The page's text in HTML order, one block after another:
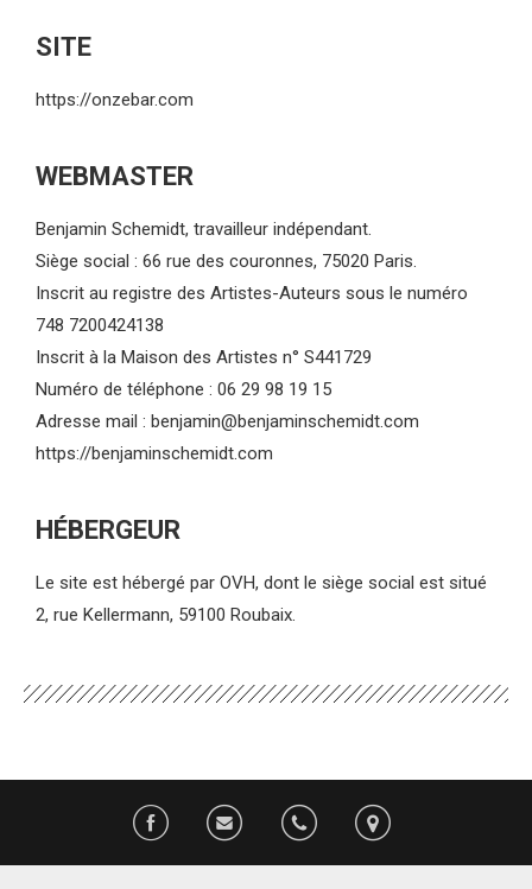
SITE
https://onzebar.com
WEBMASTER
Benjamin Schemidt, travailleur indépendant.
Siège social : 66 rue des couronnes, 75020 Paris.
Inscrit au registre des Artistes-Auteurs sous le numéro
748 7200424138
Inscrit à la Maison des Artistes n° S441729
Numéro de téléphone : 06 29 98 19 15
Adresse mail : benjamin@benjaminschemidt.com
https://benjaminschemidt.com
HÉBERGEUR
Le site est hébergé par OVH, dont le siège social est situé
2, rue Kellermann, 59100 Roubaix.